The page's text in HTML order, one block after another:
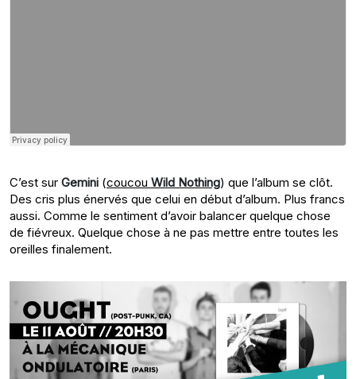
C’est sur Gemini (coucou Wild Nothing) que l’album se clôt.
Des cris plus énervés que celui en début d’album. Plus francs
aussi. Comme le sentiment d’avoir balancer quelque chose
de fiévreux. Quelque chose à ne pas mettre entre toutes les
oreilles finalement.